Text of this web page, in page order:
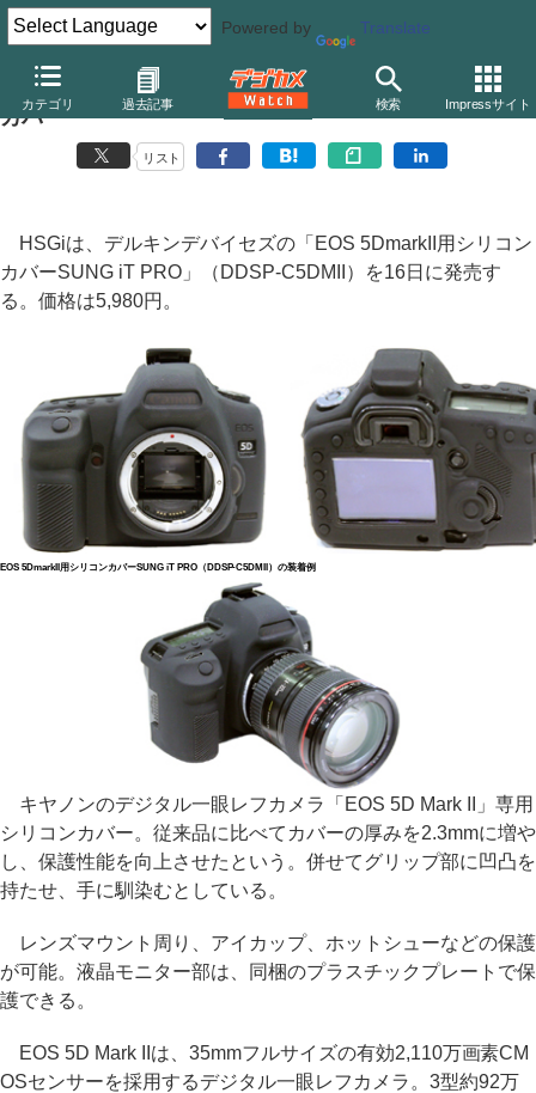
Powered by Translate
カテゴリ 過去記事 検索 Impressサイト
デルキンデバイセズ、「EOS 5D Mark II」用シリコン
カバー
リスト
HSGiは、デルキンデバイセズの「EOS 5DmarkII用シリコン
カバーSUNG iT PRO」（DDSP-C5DMII）を16日に発売す
る。価格は5,980円。
EOS 5DmarkII用シリコンカバーSUNG iT PRO（DDSP-C5DMII）の装着例
キヤノンのデジタル一眼レフカメラ「EOS 5D Mark II」専用
シリコンカバー。従来品に比べてカバーの厚みを2.3mmに増や
し、保護性能を向上させたという。併せてグリップ部に凹凸を
持たせ、手に馴染むとしている。
レンズマウント周り、アイカップ、ホットシューなどの保護
が可能。液晶モニター部は、同梱のプラスチックプレートで保
護できる。
EOS 5D Mark IIは、35mmフルサイズの有効2,110万画素CM
OSセンサーを採用するデジタル一眼レフカメラ。3型約92万